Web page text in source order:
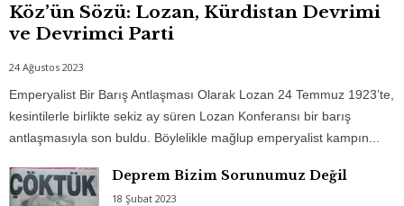
Köz’ün Sözü: Lozan, Kürdistan Devrimi
ve Devrimci Parti
24 Ağustos 2023
Emperyalist Bir Barış Antlaşması Olarak Lozan 24 Temmuz 1923’te,
kesintilerle birlikte sekiz ay süren Lozan Konferansı bir barış
antlaşmasıyla son buldu. Böylelikle mağlup emperyalist kampın...
Deprem Bizim Sorunumuz Değil
18 Şubat 2023